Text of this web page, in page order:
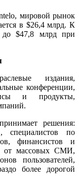
мировой рынок
в $26,4 млрд. К
до $47,8 млрд при
издания,
конференции,
и продукты,
решения:
специалистов по
финансистов и
от массовых СМИ,
пользователей,
более дорогой